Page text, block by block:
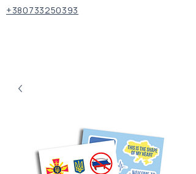
+380733250393